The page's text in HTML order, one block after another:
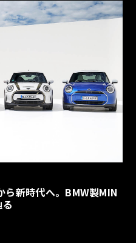
ら新時代へ。BMW製MIN